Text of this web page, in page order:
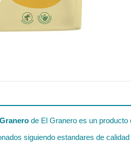
de El Granero es un
siguiendo estandares de